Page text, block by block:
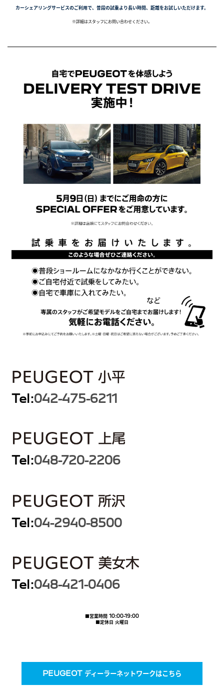
カーシェアリングサービスのご利用で、普段の試乗より長い時間、距離をお試しいただけます。
※詳細はスタッフにお問い合わせください。
Tel:042-475-6211
Tel:048-720-2206
Tel:04-2940-8500
Tel:048-421-0406
■営業時間 10:00-19:00
■定休日 火曜日
PEUGEOT ディーラーネットワークはこちら